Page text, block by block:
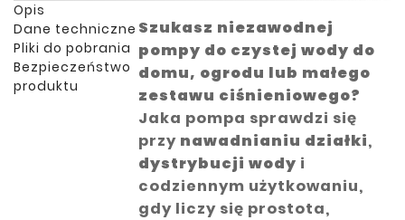
Opis
Dane techniczne
Pliki do pobrania
Bezpieczeństwo
produktu
Szukasz niezawodnej
pompy do czystej wody do
domu, ogrodu lub małego
zestawu ciśnieniowego?
Jaka pompa sprawdzi się
przy nawadnianiu działki,
dystrybucji wody i
codziennym użytkowaniu,
gdy liczy się prostota,